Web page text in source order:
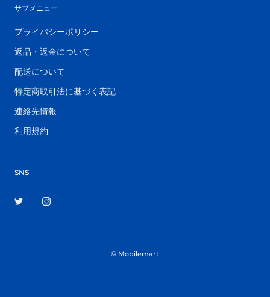
サブメニュー
プライバシーポリシー
返品・返金について
配送について
特定商取引法に基づく表記
連絡先情報
利用規約
SNS
© Mobilemart